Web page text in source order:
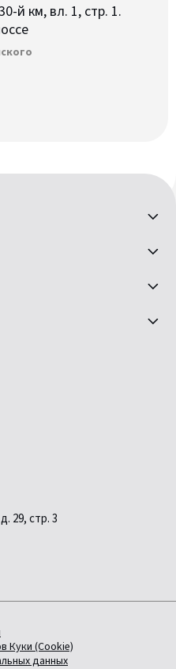
й км, вл. 1, стр. 1.
29, стр. 3
Куки (Cookie)
данных